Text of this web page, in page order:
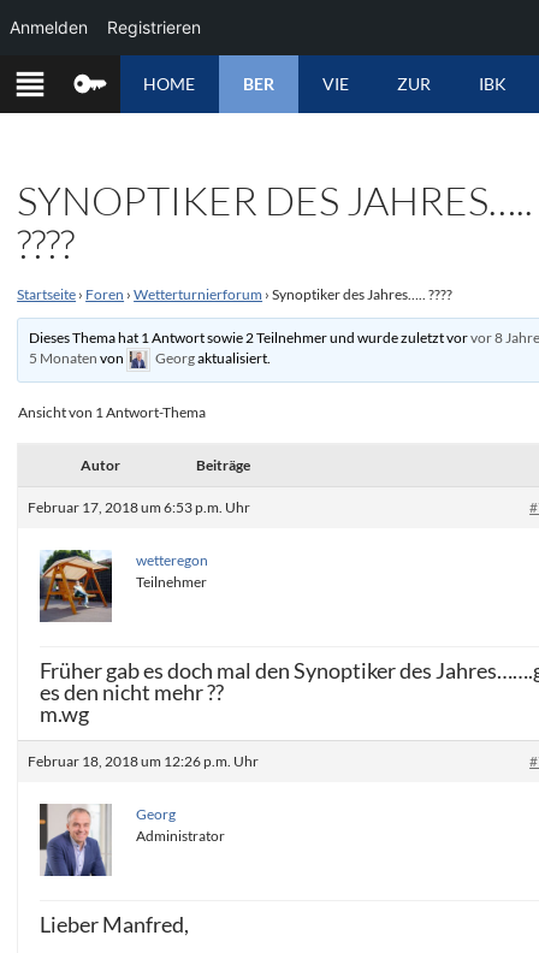
ZUM
INHALT
HOME BER VIE ZUR IBK
SYNOPTIKER DES JAHRES…..
????
Startseite › Foren › Wetterturnierforum › Synoptiker des Jahres….. ????
Dieses Thema hat 1 Antwort sowie 2 Teilnehmer und wurde zuletzt vorvor 8
5 Monaten von Georgaktualisiert.
Ansicht von 1 Antwort-Thema
Autor Beiträge
Februar 17, 2018 um 6:53 p.m. Uhr
wetteregon
Teilnehmer
Früher gab es doch mal den Synoptiker des
es den nicht mehr ??
m.wg
Februar 18, 2018 um 12:26 p.m. Uhr
Georg
Administrator
Lieber Manfred,
Anmelden Registrieren